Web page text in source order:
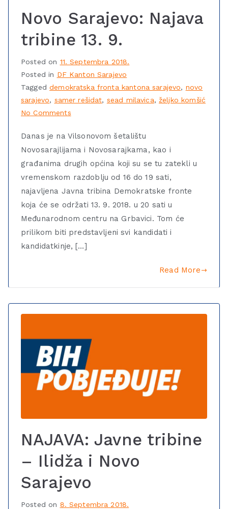
Novo Sarajevo: Najava
tribine 13. 9.
Posted on 11. Septembra 2018.
Posted in DF Kanton Sarajevo
Taggeddemokratska fronta kantona sarajevo, novo
sarajevo, samer rešidat, sead milavica,željko komšić
No Comments
Danas je na Vilsonovom šetalištu
Novosarajlijama i Novosarajkama, kao i
građanima drugih općina koji su se tu zatekli u
vremenskom razdoblju od 16 do 19 sati,
najavljena Javna tribina Demokratske fronte
koja će se održati 13. 9. 2018. u 20 sati u
Međunarodnom centru na Grbavici. Tom će
prilikom biti predstavljeni svi kandidati i
kandidatkinje, […]
Read More
NAJAVA: Javne tribine
– Ilidža i Novo
Sarajevo
Posted on 8. Septembra 2018.